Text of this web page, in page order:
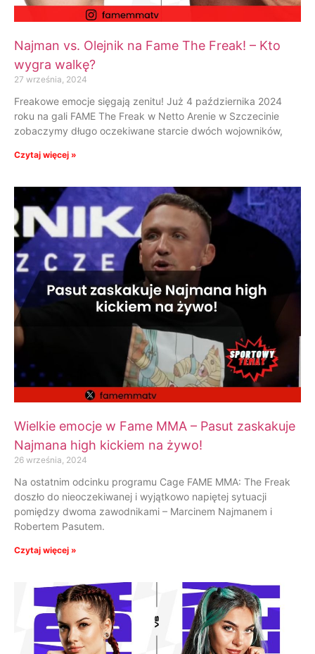
Najman vs. Olejnik na Fame The Freak! – Kto
wygra walkę?
27 września, 2024
Freakowe emocje sięgają zenitu! Już 4 października 2024
roku na gali FAME The Freak w Netto Arenie w Szczecinie
zobaczymy długo oczekiwane starcie dwóch wojowników,
Czytaj więcej »
Wielkie emocje w Fame MMA – Pasut zaskakuje
Najmana high kickiem na żywo!
26 września, 2024
Na ostatnim odcinku programu Cage FAME MMA: The Freak
doszło do nieoczekiwanej i wyjątkowo napiętej sytuacji
pomiędzy dwoma zawodnikami – Marcinem Najmanem i
Robertem Pasutem.
Czytaj więcej »